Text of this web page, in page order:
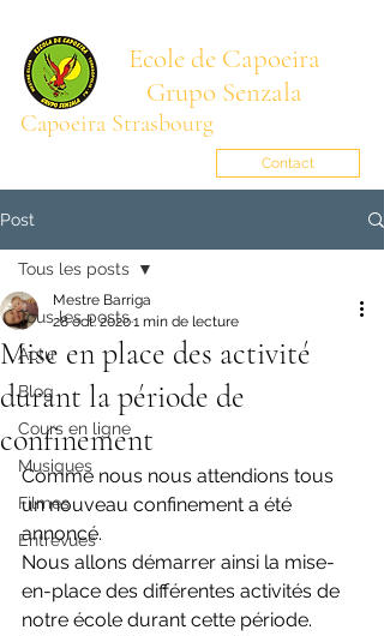
Ecole de Capoeira
Grupo Senzala
Capoeira Strasbourg
Contact
Post
Tous les posts
Actu
Blog
Cours en ligne
Musiques
Filmes
Entrevues
Tous les posts
Mise en place des activité
durant la période de
confinement
Mestre Barriga
28 oct. 20201 min de lecture
Comme nous nous attendions tous
un nouveau confinement a été
annoncé.
Nous allons démarrer ainsi la mise-
en-place des différentes activités de
notre école durant cette période.